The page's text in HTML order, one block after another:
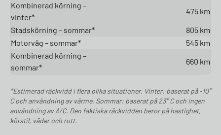
Kombinerad körning –
vinter*
475 km
Stadskörning – sommar*
805 km
Motorväg – sommar*
545 km
Kombinerad körning –
sommar*
660 km
*Estimerad räckvidd i flera olika situationer. Vinter: baserat på -10°
C och användning av värme. Sommar: baserat på 23° C och ingen
användning av A/C. Den faktiska räckvidden beror på hastighet,
körstil, väder och rutt.